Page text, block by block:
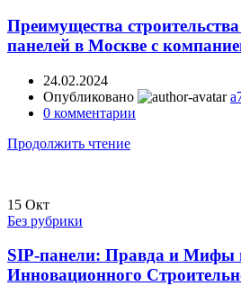
Преимущества
панелей в Москве с
24.02.2024
Опубликовано
0 комментарии
Продолжить чтение
15 Окт
Без рубрики
SIP-панели: Правда и Мифы
Инновационного